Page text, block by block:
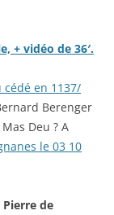
+ vidéo de 36′.
cédé en 1137/
Berenger
Deu ? A
le 03 10
de